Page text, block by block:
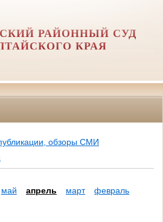
РАЙОННЫЙ СУД
КРАЯ
обзоры СМИ
май апрель март
февраль